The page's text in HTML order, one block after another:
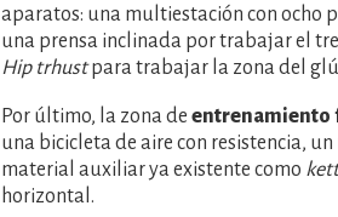
aparatos: una multiestación con ocho
una prensa inclinada por trabajar el
Hip trhustpara trabajar la zona del
Por último, la zona de entrenamiento
una bicicleta de aire con resistencia,
material auxiliar ya existente como
horizontal.